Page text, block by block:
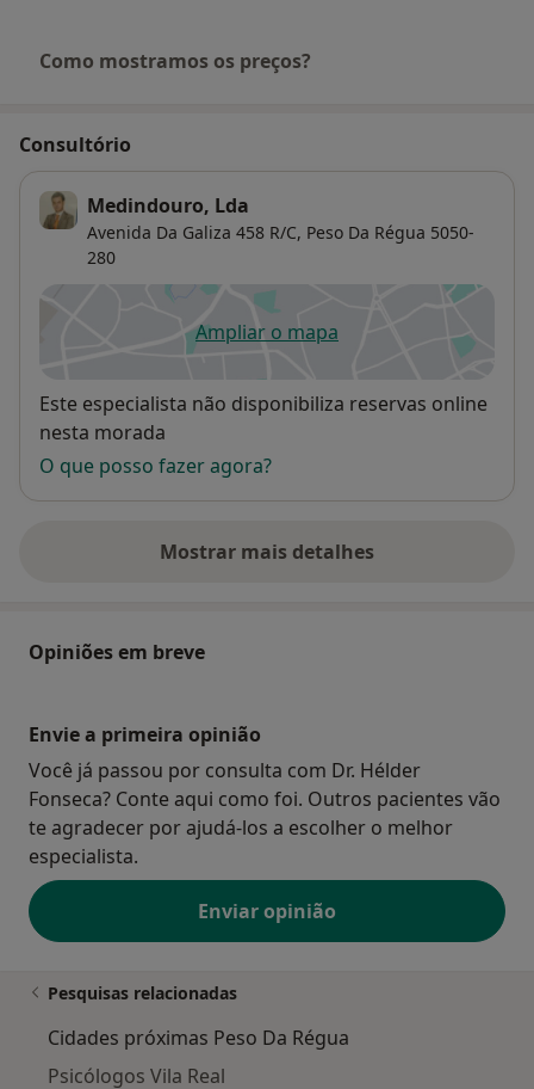
Como mostramos os preços?
Consultório
Medindouro, Lda
Avenida Da Galiza 458 R/C, Peso Da Régua 5050-
280
Ampliar o mapaabre num novo separador
Disponibilidade
Este especialista não disponibiliza reservas online
nesta morada
O que posso fazer agora?
Mostrar mais detalhes
sobre o endereço
Opiniões em breve
Envie a primeira opinião
Você já passou por consulta com Dr. Hélder
Fonseca? Conte aqui como foi. Outros pacientes vão
te agradecer por ajudá-los a escolher o melhor
especialista.
Enviar opinião
Pesquisas relacionadas
Cidades próximas Peso Da Régua
Psicólogos Vila Real